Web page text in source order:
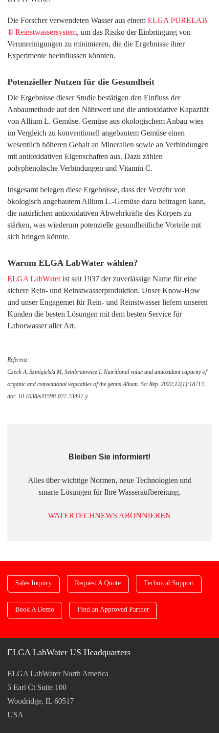
Die Forscher verwendeten Wasser aus einem ELGA PURELAB
® Reinstwassersystem, um das Risiko der Einbringung von
Verunreinigungen zu minimieren, die die Ergebnisse ihrer
Experimente beeinflussen könnten.
Potenzieller Nutzen für die Gesundheit
Die Ergebnisse dieser Studie bestätigen den Einfluss der
Anbaumethode auf den Nährwert und die antioxidative Kapazität
von Allium L. Gemüse. Gemüse aus ökologischem Anbau wies
im Vergleich zu konventionell angebautem Gemüse einen
wesentlich höheren Gehalt an Mineralien sowie an Verbindungen
mit antioxidativen Eigenschaften aus. Dazu zählen
polyphenolische Verbindungen und Vitamin C.
Insgesamt belegen diese Ergebnisse, dass der Verzehr von
ökologisch angebautem Allium L.-Gemüse dazu beitragen kann,
die natürlichen antioxidativen Abwehrkräfte des Körpers zu
stärken, was wiederum potenzielle gesundheitliche Vorteile mit
sich bringen könnte.
Warum ELGA LabWater wählen?
ELGA LabWaterist seit 1937 der zuverlässige Name für eine
sichere Rein- und Reinstwasserproduktion. Unser Know-How
und unser Engagemet für Rein- und Reinstwasser liefern unseren
Kunden die besten Lösungen mit dem besten Service für
Laborwasser aller Art.
Referenz:
Czech A, Szmigielski M, Sembratowicz I. Nutritional value and antioxidant capacity of
organic and conventional vegetables of the genus Allium. Sci Rep. 2022;12(1):18713.
doi: 10.1038/s41598-022-23497-y.
Bleiben Sie informiert!
Alles über wichtige Normen, neue Technologien und
smarte Lösungen für Ihre Wasseraufbereitung.
WATERTECHNEWS ABONNIEREN
Sales Inquiry Request A Quote Technical Support
Book A Demo Find an Approved Partner
ELGA LabWater US Headquarters
ELGA LabWater North America
5 Earl Ct Suite 100
Woodridge, IL 60517
USA